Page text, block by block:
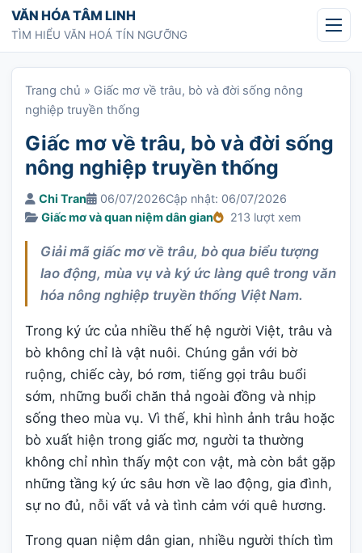
Chuyển tới nội dung
VĂN HÓA TÂM LINH
TÌM HIỂU VĂN HOÁ TÍN NGƯỠNG
Trang chủ » Giấc mơ về trâu, bò và đời sống nông
nghiệp truyền thống
Giấc mơ về trâu, bò và đời sống
nông nghiệp truyền thống
Chi Tran 06/07/2026Cập nhật: 06/07/2026
Giấc mơ và quan niệm dân gian
213 lượt xem
Giải mã giấc mơ về trâu, bò qua biểu tượng
lao động, mùa vụ và ký ức làng quê trong văn
hóa nông nghiệp truyền thống Việt Nam.
Trong ký ức của nhiều thế hệ người Việt, trâu và
bò không chỉ là vật nuôi. Chúng gắn với bờ
ruộng, chiếc cày, bó rơm, tiếng gọi trâu buổi
sớm, những buổi chăn thả ngoài đồng và nhịp
sống theo mùa vụ. Vì thế, khi hình ảnh trâu hoặc
bò xuất hiện trong giấc mơ, người ta thường
không chỉ nhìn thấy một con vật, mà còn bắt gặp
những tầng ký ức sâu hơn về lao động, gia đình,
sự no đủ, nỗi vất vả và tình cảm với quê hương.
Trong quan niệm dân gian, nhiều người thích tìm